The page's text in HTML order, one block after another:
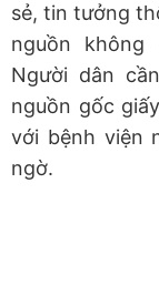
sẻ, tin tưởng
nguồn không
Người dân
nguồn gốc
với bệnh viện
ngờ.